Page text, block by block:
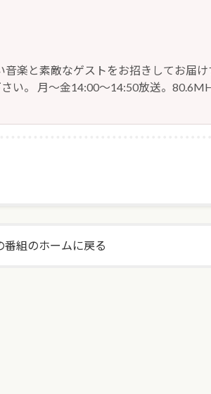
音楽と素敵なゲストをお招きしてお届
い。 月～金14:00～14:50放送。
番組のホームに戻る